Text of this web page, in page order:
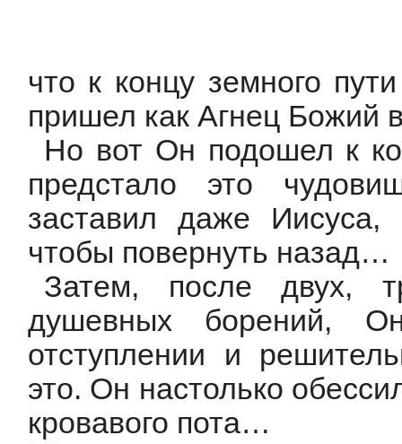
что к концу земного
пришел как Агнец Божий
Но вот Он подошел к
предстало это
заставил даже
чтобы повернуть назад…
Затем, после двух,
душевных борений,
отступлении и
это. Он настолько
кровавого пота…